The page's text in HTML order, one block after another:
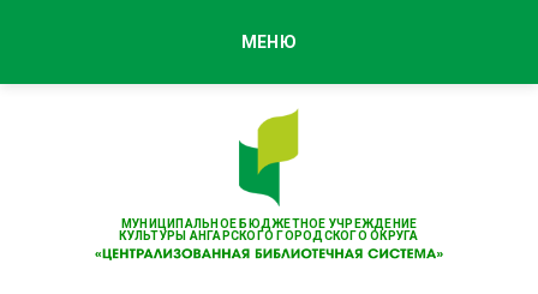
МУНИЦИПАЛЬНОЕ БЮДЖЕТНОЕ УЧРЕЖДЕНИЕ
КУЛЬТУРЫ АНГАРСКОГО ГОРОДСКОГО ОКРУГА
МЕНЮ